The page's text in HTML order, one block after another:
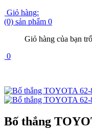
Giỏ hàng:
(0) sản phẩm 0
Giỏ hàng của bạn
0
Bố thắng